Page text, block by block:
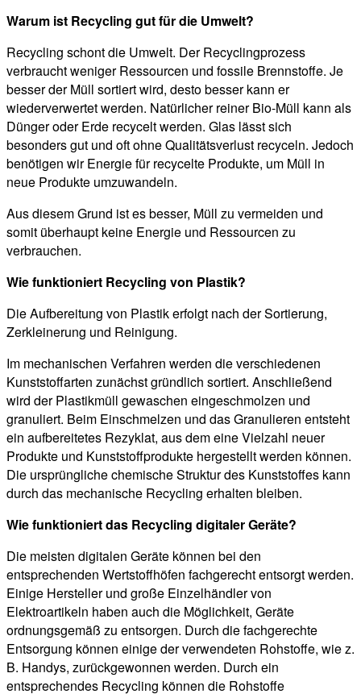
Warum ist Recycling gut für die Umwelt?
Recycling schont die Umwelt. Der Recyclingprozess
verbraucht weniger Ressourcen und fossile Brennstoffe. Je
besser der Müll sortiert wird, desto besser kann er
wiederverwertet werden. Natürlicher reiner Bio-Müll kann als
Dünger oder Erde recycelt werden. Glas lässt sich
besonders gut und oft ohne Qualitätsverlust recyceln. Jedoch
benötigen wir Energie für recycelte Produkte, um Müll in
neue Produkte umzuwandeln.
Aus diesem Grund ist es besser, Müll zu vermeiden und
somit überhaupt keine Energie und Ressourcen zu
verbrauchen.
Wie funktioniert Recycling von Plastik?
Die Aufbereitung von Plastik erfolgt nach der Sortierung,
Zerkleinerung und Reinigung.
Im mechanischen Verfahren werden die verschiedenen
Kunststoffarten zunächst gründlich sortiert. Anschließend
wird der Plastikmüll gewaschen eingeschmolzen und
granuliert. Beim Einschmelzen und das Granulieren entsteht
ein aufbereitetes Rezyklat, aus dem eine Vielzahl neuer
Produkte und Kunststoffprodukte hergestellt werden können.
Die ursprüngliche chemische Struktur des Kunststoffes kann
durch das mechanische Recycling erhalten bleiben.
Wie funktioniert das Recycling digitaler Geräte?
Die meisten digitalen Geräte können bei den
entsprechenden Wertstoffhöfen fachgerecht entsorgt werden.
Einige Hersteller und große Einzelhändler von
Elektroartikeln haben auch die Möglichkeit, Geräte
ordnungsgemäß zu entsorgen. Durch die fachgerechte
Entsorgung können einige der verwendeten Rohstoffe, wie z.
B. Handys, zurückgewonnen werden. Durch ein
entsprechendes Recycling können die Rohstoffe